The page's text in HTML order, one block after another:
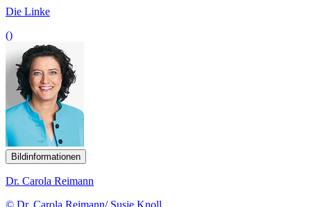
Die Linke
()
Bildinformationen
Dr. Carola Reimann
© Dr. Carola Reimann/ Susie Knoll